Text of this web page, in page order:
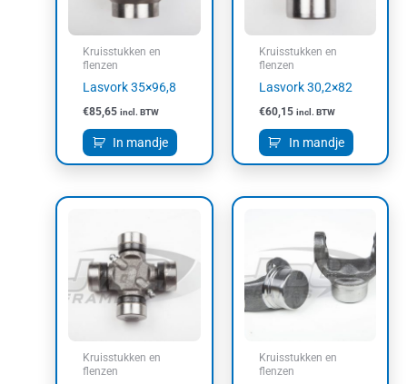
Kruisstukken en
flenzen
Lasvork 35×96,8
€85,65 incl. BTW
In mandje
Kruisstukken en
flenzen
Lasvork 30,2×82
€60,15 incl. BTW
In mandje
Kruisstukken en
flenzen
Kruisstukken en
flenzen